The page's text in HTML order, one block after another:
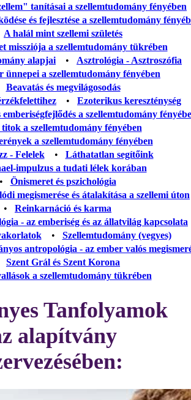
tanításai a szellemtudomány fényében
és fejlesztése a szellemtudomány
A halál mint szellemi születés
missziója a szellemtudomány tükrében
alapjai • Asztrológia - Asztroszófia
ünnepei a szellemtudomány fényében
Beavatás és megvilágosodás
• Ezoterikus kereszténység
emberiségfejlődés a szellemtudomány
a szellemtudomány fényében
a szellemtudomány fényében
- Felelek• Láthatatlan segítőink
impulzus a tudati lélek korában
Önismeret és pszichológia
megismerése és átalakítása a szellemi úton
• Reinkarnáció és karma
- az emberiség és az állatvilág kapcsolata
• Szellemtudomány (vegyes)
antropológia - az ember valós
Szent Grál és Szent Korona
a szellemtudomány tükrében
Tanfolyamok
alapítvány